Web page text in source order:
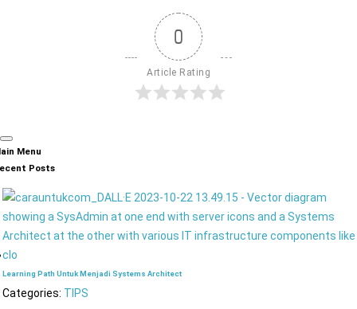
0
Article Rating
Menu
Posts
Learning Path Untuk Menjadi Systems Architect
Categories: TIPS